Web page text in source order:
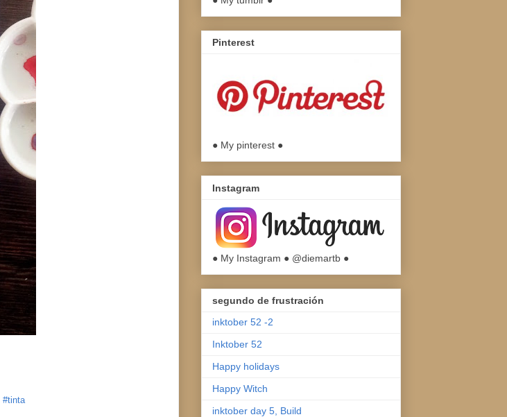
#tinta
Pinterest
● My pinterest ●
Instagram
● My Instagram ● @diemartb ●
segundo de frustración
inktober 52 -2
Inktober 52
Happy holidays
Happy Witch
inktober day 5, Build